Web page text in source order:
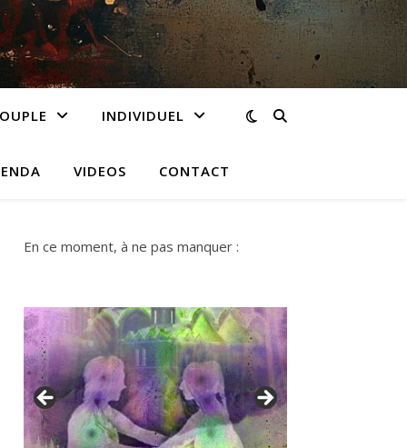
INDIVIDUEL
VIDEOS CONTACT
En ce moment, à ne pas manquer :